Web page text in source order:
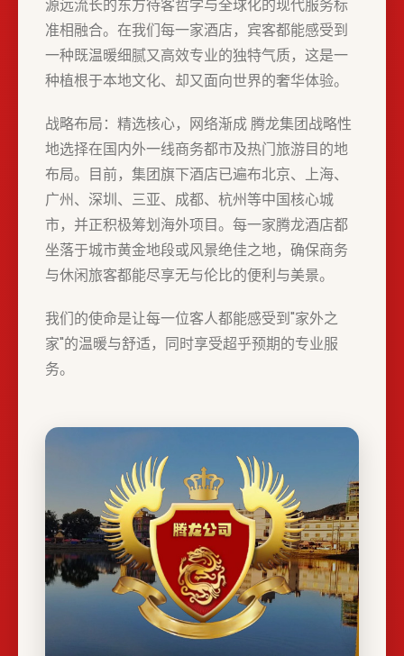
源远流长的东方待客哲学与全球化的现代服务标
准相融合。在我们每一家酒店，宾客都能感受到
一种既温暖细腻又高效专业的独特气质，这是一
种植根于本地文化、却又面向世界的奢华体验。
战略布局：精选核心，网络渐成 腾龙集团战略性
地选择在国内外一线商务都市及热门旅游目的地
布局。目前，集团旗下酒店已遍布北京、上海、
广州、深圳、三亚、成都、杭州等中国核心城
市，并正积极筹划海外项目。每一家腾龙酒店都
坐落于城市黄金地段或风景绝佳之地，确保商务
与休闲旅客都能尽享无与伦比的便利与美景。
我们的使命是让每一位客人都能感受到"家外之
家"的温暖与舒适，同时享受超乎预期的专业服
务。